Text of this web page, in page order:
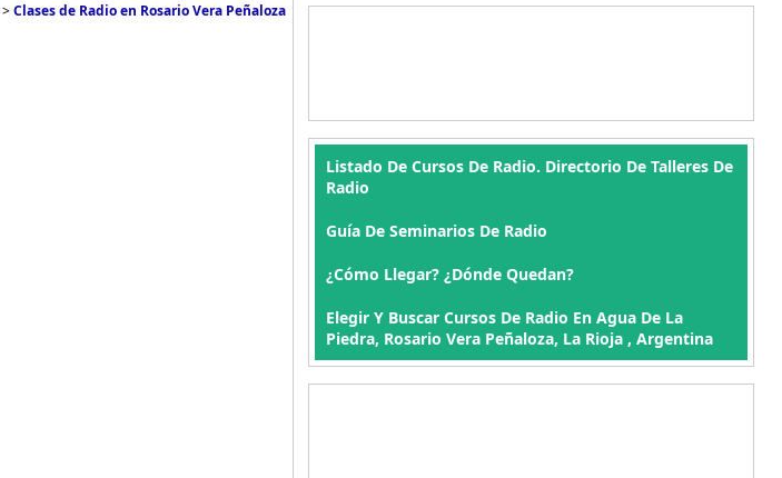
>Clases de Radio en Rosario Vera Peñaloza
Listado De Cursos De Radio. Directorio De Talleres De
Radio
Guía De Seminarios De Radio
¿Cómo Llegar? ¿Dónde Quedan?
Elegir Y Buscar Cursos De Radio En Agua De La
Piedra, Rosario Vera Peñaloza, La Rioja , Argentina